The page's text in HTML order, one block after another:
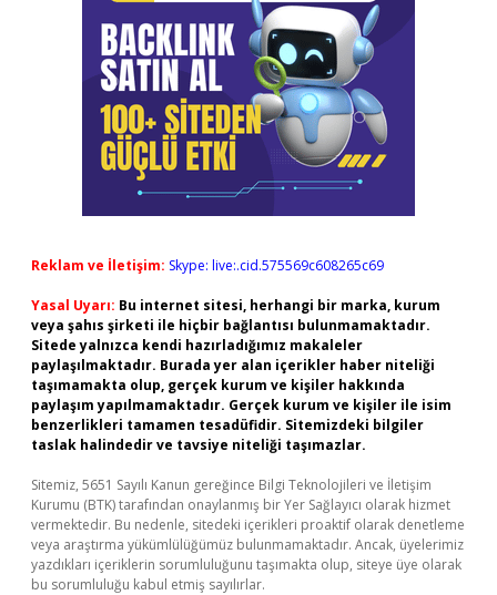
Reklam ve İletişim: Skype: live:.cid.575569c608265c69
Yasal Uyarı: Bu internet sitesi, herhangi bir marka, kurum
veya şahıs şirketi ile hiçbir bağlantısı bulunmamaktadır.
Sitede yalnızca kendi hazırladığımız makaleler
paylaşılmaktadır. Burada yer alan içerikler haber niteliği
taşımamakta olup, gerçek kurum ve kişiler hakkında
paylaşım yapılmamaktadır. Gerçek kurum ve kişiler ile isim
benzerlikleri tamamen tesadüfidir. Sitemizdeki bilgiler
taslak halindedir ve tavsiye niteliği taşımazlar.
Sitemiz, 5651 Sayılı Kanun gereğince Bilgi Teknolojileri ve İletişim
Kurumu (BTK) tarafından onaylanmış bir Yer Sağlayıcı olarak hizmet
vermektedir. Bu nedenle, sitedeki içerikleri proaktif olarak denetleme
veya araştırma yükümlülüğümüz bulunmamaktadır. Ancak, üyelerimiz
yazdıkları içeriklerin sorumluluğunu taşımakta olup, siteye üye olarak
bu sorumluluğu kabul etmiş sayılırlar.